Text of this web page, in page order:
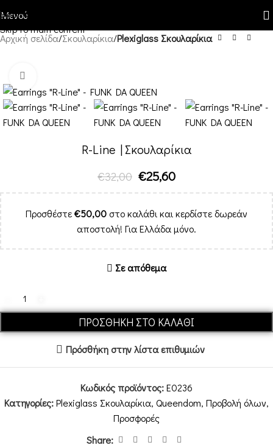
Skip to navigation
Skip to main content
Μενού
Αρχική σελίδα Σκουλαρίκια Plexiglass Σκουλαρίκια
R-Line | Σκουλαρίκια
€32,00 €25,60
Προσθέστε€50,00στο καλάθι και κερδίστε δωρεάν
αποστολή! Για Ελλάδα μόνο.
Σε απόθεμα
ΠΡΟΣΘΉΚΗ ΣΤΟ ΚΑΛΆΘΙ
Πρόσθήκη στην λίστα επιθυμιών
Κωδικός προϊόντος:E0236
Κατηγορίες:Plexiglass Σκουλαρίκια, Queendom, Προβολή όλων,
Προσφορές
Share: